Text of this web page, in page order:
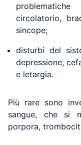
circolatorio,
sincope;
disturbi del
depressione,
e letargia.
Più rare sono
sangue, che si
porpora,